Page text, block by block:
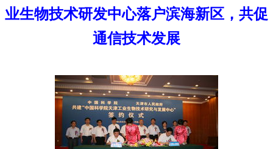
业生物技术研发中心落户滨海新区，共促
通信技术发展